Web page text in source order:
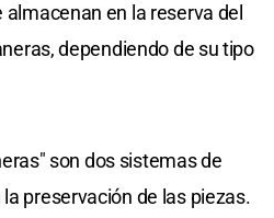
en la reserva del
dependiendo de su tipo
son dos sistemas de
preservación de las piezas.